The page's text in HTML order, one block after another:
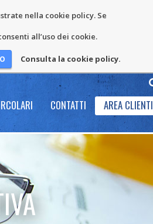
nella cookie policy. Se
all’uso dei cookie.
Consulta la cookie policy.
CONTATTI AREA CLIENTI